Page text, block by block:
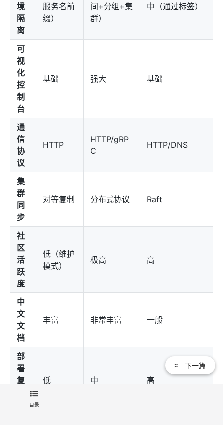
境
隔
离
服务名前
缀）
间+分组+集
群）
中（通过标签）
可
视
化
控
制
台
基础 强大 基础
通
信
协
议
HTTP
HTTP/gRP
C
HTTP/DNS
集
群
同
步
对等复制 分布式协议 Raft
社
区
活
跃
度
低（维护
模式）
极高 高
中
文
文
档
丰富 非常丰富 一般
部
署
复
低 中 高
目录
下一篇